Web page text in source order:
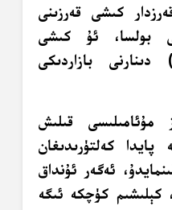
كىشى قەرزىنى
بولسا، ئۇ كىشى
دىنارنى بازاردىكى
مۇئامىلىسى قىلىش
پايدا كەلتۈرىدىغان
ئەگەر ئۇنداق
كېلىشىم كۈچكە ئىگە